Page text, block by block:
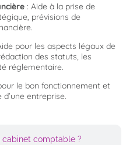
comptable ?
: Aide à la prise de
prévisions de
pour les aspects légaux de
des statuts, les
réglementaire.
le bon fonctionnement et
entreprise.